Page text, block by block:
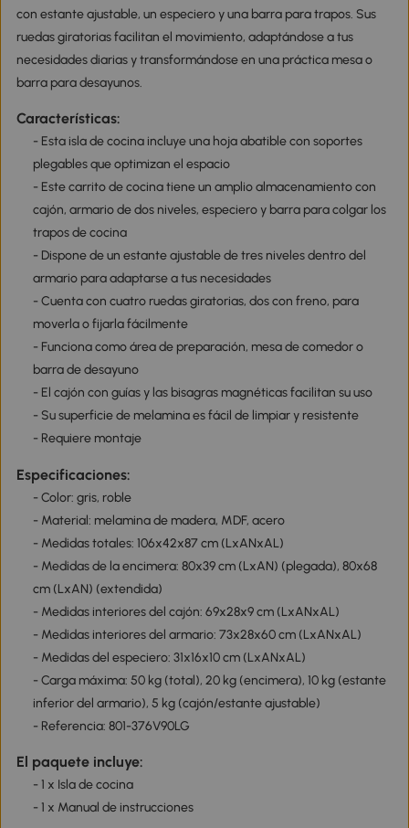
con estante ajustable, un especiero y una barra para trapos. Sus
ruedas giratorias facilitan el movimiento, adaptándose a tus
necesidades diarias y transformándose en una práctica mesa o
barra para desayunos.
Características:
- Esta isla de cocina incluye una hoja abatible con soportes
plegables que optimizan el espacio
- Este carrito de cocina tiene un amplio almacenamiento con
cajón, armario de dos niveles, especiero y barra para colgar los
trapos de cocina
- Dispone de un estante ajustable de tres niveles dentro del
armario para adaptarse a tus necesidades
- Cuenta con cuatro ruedas giratorias, dos con freno, para
moverla o fijarla fácilmente
- Funciona como área de preparación, mesa de comedor o
barra de desayuno
- El cajón con guías y las bisagras magnéticas facilitan su uso
- Su superficie de melamina es fácil de limpiar y resistente
- Requiere montaje
Especificaciones:
- Color: gris, roble
- Material: melamina de madera, MDF, acero
- Medidas totales: 106x42x87 cm (LxANxAL)
- Medidas de la encimera: 80x39 cm (LxAN) (plegada), 80x68
cm (LxAN) (extendida)
- Medidas interiores del cajón: 69x28x9 cm (LxANxAL)
- Medidas interiores del armario: 73x28x60 cm (LxANxAL)
- Medidas del especiero: 31x16x10 cm (LxANxAL)
- Carga máxima: 50 kg (total), 20 kg (encimera), 10 kg (estante
inferior del armario), 5 kg (cajón/estante ajustable)
- Referencia: 801-376V90LG
El paquete incluye:
- 1 x Isla de cocina
- 1 x Manual de instrucciones